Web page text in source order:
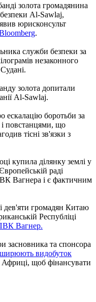
золота громадянина
Al-Sawlaj,
юрисконсульт
.
служби безпеки за
незаконного
золота допитали
Al-Sawlaj.
ескалацію боротьби за
повстанцями, що
тісні зв'язки з
купила ділянку землі у
раді
Вагнера і є фактичним
дев'яти громадян Китаю
Республіці
Вагнер.
засновника та спонсора
видобуток
щоб фінансувати